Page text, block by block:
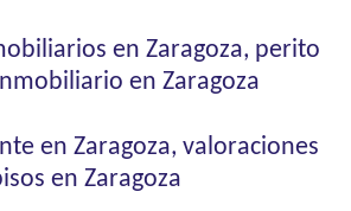
en Zaragoza, perito
en Zaragoza
en Zaragoza, valoraciones
en Zaragoza